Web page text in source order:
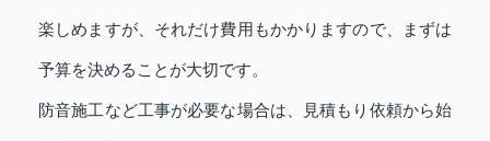
楽しめますが、それだけ費用もかかりますので、まずは
予算を決めることが大切です。
防音施工など工事が必要な場合は、見積もり依頼から始